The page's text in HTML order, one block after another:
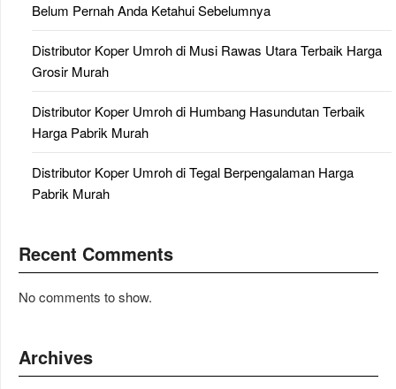
Belum Pernah Anda Ketahui Sebelumnya
Distributor Koper Umroh di Musi Rawas Utara Terbaik Harga
Grosir Murah
Distributor Koper Umroh di Humbang Hasundutan Terbaik
Harga Pabrik Murah
Distributor Koper Umroh di Tegal Berpengalaman Harga
Pabrik Murah
Recent Comments
No comments to show.
Archives